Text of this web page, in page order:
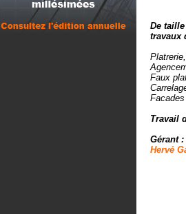
De
travaux
Faux
Travail
Gérant :
Hervé